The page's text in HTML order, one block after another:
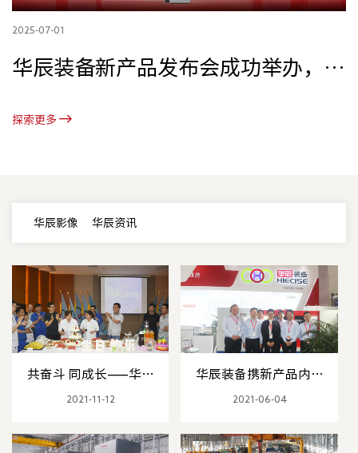
2025-07-01
华辰装备新产品发布会成功举办，多
探索更多
华辰影像 华辰资讯
共奋斗 同成长——华辰
2021-11-12
华辰装备携新产品内外
2021-06-04